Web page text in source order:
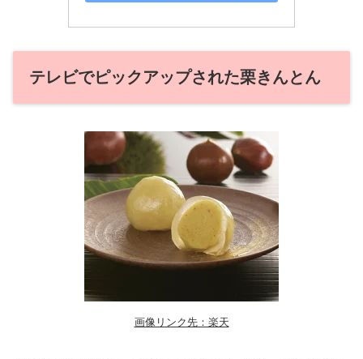
テレビでピックアップされた栗きんとん
画像リンク先：楽天